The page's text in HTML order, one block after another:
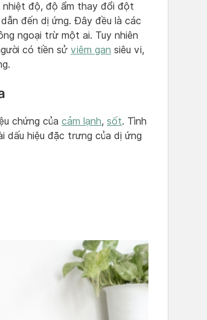
nhiệt độ, độ ẩm thay đổi đột
đến dị ứng. Đây đều là các
ngoại trừ một ai. Tuy nhiên
có tiền sử viêm gan siêu vi,
chứng của cảm lạnh, sốt. Tình
dấu hiệu đặc trưng của dị ứng